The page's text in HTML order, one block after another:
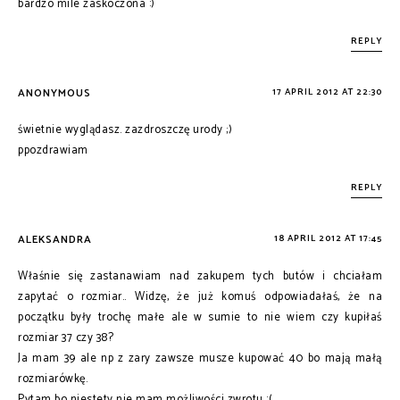
REPLY
ANONYMOUS 17 APRIL 2012 AT 22:30
świetnie wyglądasz. zazdroszczę urody ;)
ppozdrawiam
REPLY
ALEKSANDRA 18 APRIL 2012 AT 17:45
Właśnie się zastanawiam nad zakupem tych butów i chciałam
zapytać o rozmiar.. Widzę, że już komuś odpowiadałaś, że na
początku były trochę małe ale w sumie to nie wiem czy kupiłaś
rozmiar 37 czy 38?
Ja mam 39 ale np z zary zawsze musze kupować 40 bo mają małą
rozmiarówkę.